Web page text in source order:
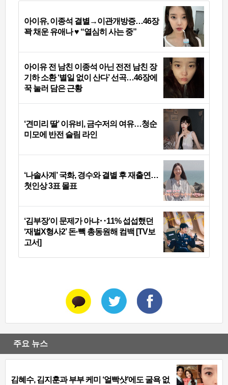
아이유, 이종석 결별→이관개방증…46장
꽉 채운 유애나 ♥ “열심히 사는 중”
아이유 전 남친 이종석 아닌 전전 남친 장
기하 소환 ‘별일 없이 산다’ 선곡…46장에
꾹 눌러 담은 근황
‘견미리 딸’ 이유비, 금수저의 여유…청순
미모에 반전 슬림 라인
‘나솔사계’ 국화, 경수와 결별 후 재출연…
첫인상 3표 몰표
‘김부장’이 문제가 아냐‥11% 섭섭했던
‘재벌X형사2’ 돈·빽 총동원해 컴백 [TV보
고서]
주요 뉴스
김혜수, 김지훈과 부부 케미 ‘얼빡샷’에도 굴욕 없